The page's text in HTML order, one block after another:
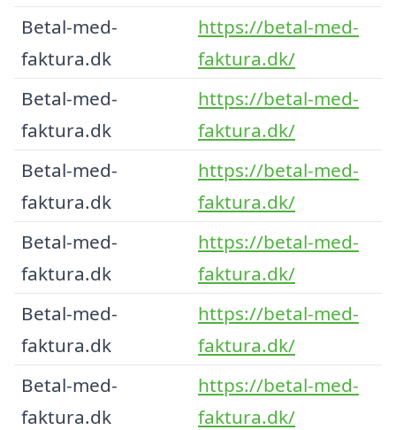
Betal-med-
faktura.dk
https://betal-med-
faktura.dk/
Betal-med-
faktura.dk
https://betal-med-
faktura.dk/
Betal-med-
faktura.dk
https://betal-med-
faktura.dk/
Betal-med-
faktura.dk
https://betal-med-
faktura.dk/
Betal-med-
faktura.dk
https://betal-med-
faktura.dk/
Betal-med-
faktura.dk
https://betal-med-
faktura.dk/